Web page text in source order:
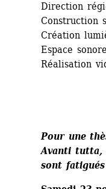
Direction
Construction
Création
Espace
Réalisation
Pour une
Avanti tutta,
sont fatigués